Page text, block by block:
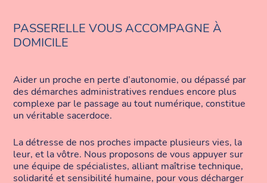
PASSERELLE VOUS ACCOMPAGNE À
DOMICILE
Aider un proche en perte d’autonomie, ou dépassé par
des démarches administratives rendues encore plus
complexe par le passage au tout numérique, constitue
un véritable sacerdoce.
La détresse de nos proches impacte plusieurs vies, la
leur, et la vôtre. Nous proposons de vous appuyer sur
une équipe de spécialistes, alliant maîtrise technique,
solidarité et sensibilité humaine, pour vous décharger